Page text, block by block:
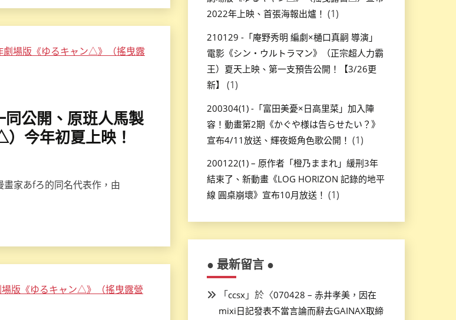
公開、原班人馬製
今年初夏上映！
家あfろ的同名代表作，由
2022年上映、首張海報出爐！ (1)
210129 -「庵野秀明 編劇×樋口真嗣 導演」
電影《シン・ウルトラマン》（正宗超人力霸
王）夏天上映、第一支預告公開！【3/26更
新】
(1)
200304(1) -「富田美憂×日高里菜」加入陣
容！動畫第2期《かぐや様は告らせたい？》
宣布4/11放送、輝夜姬角色歌公開！ (1)
200122(1) – 原作者「橙乃ままれ」緩刑3年
結束了、新動畫《LOG HORIZON 記錄的地平
線 圓桌崩壞》宣布10月放送！ (1)
● 最新留言 ●
「ccsx」於〈070428 – 赤井孝美，因在
mixi日記發表不當言論而辭去GAINAX取締